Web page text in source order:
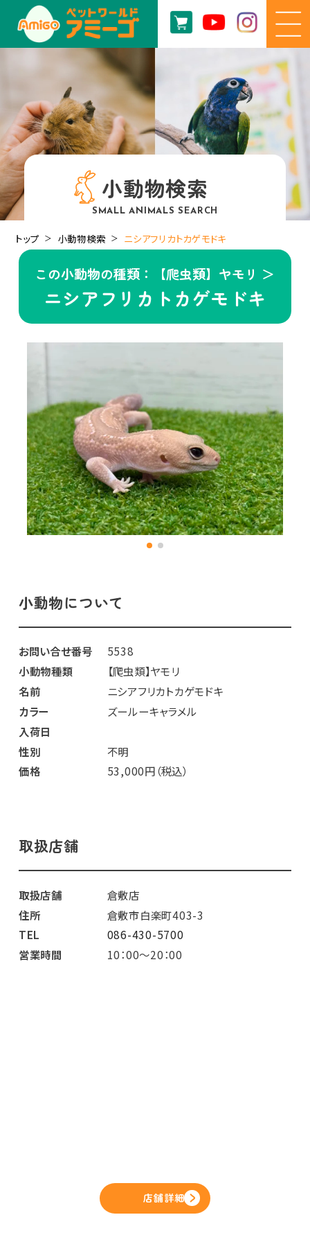
小動物検索
SMALL ANIMALS SEARCH
トップ 小動物検索 ニシアフリカトカゲモドキ
この小動物の種類：【爬虫類】ヤモリ ＞
ニシアフリカトカゲモドキ
小動物について
お問い合せ番号
5538
小動物種類
【爬虫類】ヤモリ
名前
ニシアフリカトカゲモドキ
カラー
ズールーキャラメル
入荷日
性別
不明
価格
53,000円（税込）
取扱店舗
取扱店舗
倉敷店
住所
倉敷市白楽町403-3
TEL
086-430-5700
営業時間
10：00～20：00
店舗詳細